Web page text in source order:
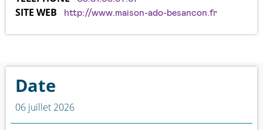
SITE WEB http://www.maison-ado-besancon.fr
Date
06 juillet 2026